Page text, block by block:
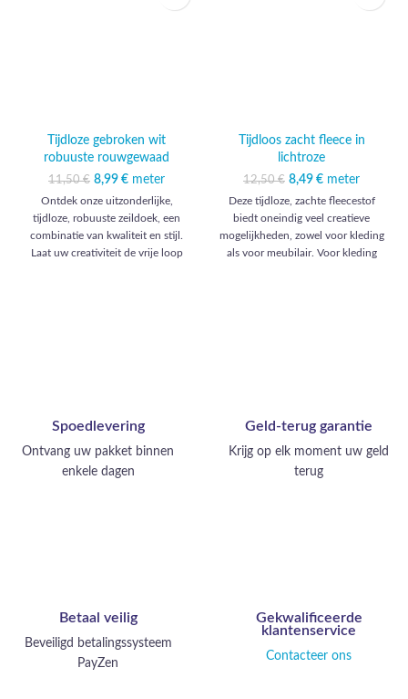
Tijdloze gebroken wit
robuuste rouwgewaad
11,50€
Oorspronkelijke
prijs was: 11,50 €.
8,99 € Huidige prijs
is: 8,99 €.
meter
Ontdek onze uitzonderlijke,
tijdloze, robuuste zeildoek, een
combinatie van kwaliteit en stijl.
Laat uw creativiteit de vrije loop
uw meubels en accessoires.
Tijdloos zacht fleece in
lichtroze
12,50€
Oorspronkelijke
prijs was: 12,50 €.
8,49 € Huidige prijs
is: 8,49 €.
meter
Deze tijdloze, zachte fleecestof
biedt oneindig veel creatieve
mogelijkheden, zowel voor kleding
als voor meubilair. Voor kleding
Spoedlevering
Ontvang uw pakket binnen
enkele dagen
Geld-terug garantie
Krijg op elk moment uw geld
terug
Betaal veilig
Beveiligd betalingssysteem
PayZen
Gekwalificeerde
klantenservice
Contacteer ons